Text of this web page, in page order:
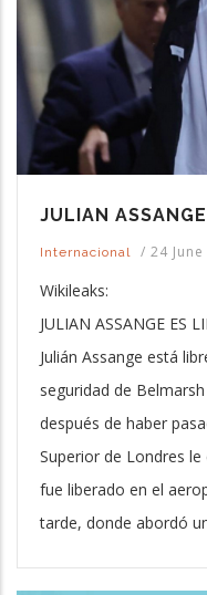
JULIAN
Internacional / 24
Wikileaks:
JULIAN ASSANGE ES
Julián Assange está
seguridad de
después de haber
Superior de Londres
fue liberado en el
tarde, donde abordó